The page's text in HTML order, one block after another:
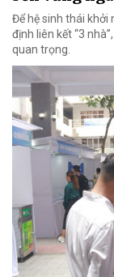
Để hệ sinh thái khởi
định liên kết “3
quan trọng.